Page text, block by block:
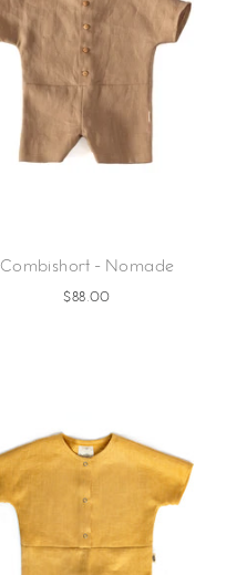
Combishort - Nomade
$88.00